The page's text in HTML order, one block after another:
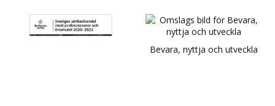
Bevara, nyttja och utveckla